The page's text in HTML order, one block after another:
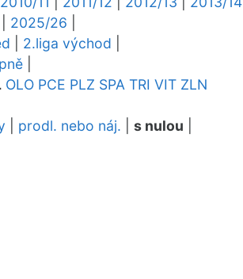
2025/26
2.liga východ
OLO PCE PLZ SPA TRI VIT ZLN
prodl. nebo náj. s nulou